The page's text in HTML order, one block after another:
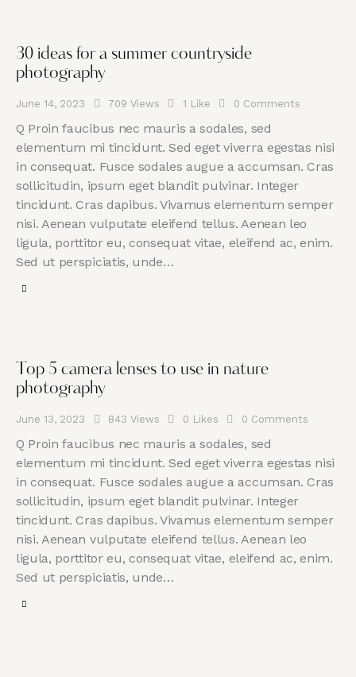
30 ideas for a summer countryside
photography
June 14, 2023 709 Views 1 Like 0 Comments
Q Proin faucibus nec mauris a sodales, sed
elementum mi tincidunt. Sed eget viverra egestas nisi
in consequat. Fusce sodales augue a accumsan. Cras
sollicitudin, ipsum eget blandit pulvinar. Integer
tincidunt. Cras dapibus. Vivamus elementum semper
nisi. Aenean vulputate eleifend tellus. Aenean leo
ligula, porttitor eu, consequat vitae, eleifend ac, enim.
Sed ut perspiciatis, unde…
Top 5 camera lenses to use in nature
photography
June 13, 2023 843 Views 0 Likes 0 Comments
Q Proin faucibus nec mauris a sodales, sed
elementum mi tincidunt. Sed eget viverra egestas nisi
in consequat. Fusce sodales augue a accumsan. Cras
sollicitudin, ipsum eget blandit pulvinar. Integer
tincidunt. Cras dapibus. Vivamus elementum semper
nisi. Aenean vulputate eleifend tellus. Aenean leo
ligula, porttitor eu, consequat vitae, eleifend ac, enim.
Sed ut perspiciatis, unde…